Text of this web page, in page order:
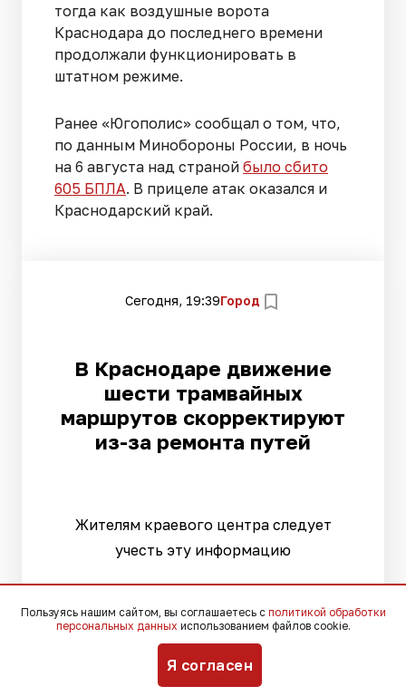
тогда как воздушные ворота
Краснодара до последнего времени
продолжали функционировать в
штатном режиме.
Ранее «Югополис» сообщал о том, что,
по данным Минобороны России, в ночь
на 6 августа над страной было сбито
605 БПЛА. В прицеле атак оказался и
Краснодарский край.
Сегодня, 19:39Город
В Краснодаре движение
шести трамвайных
маршрутов скорректируют
из-за ремонта путей
Жителям краевого центра следует
учесть эту информацию
Пользуясь нашим сайтом, вы соглашаетесь с политикой обработки
персональных данных использованием файлов cookie.
Я согласен